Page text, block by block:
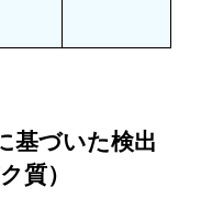
基づいた検出
質）